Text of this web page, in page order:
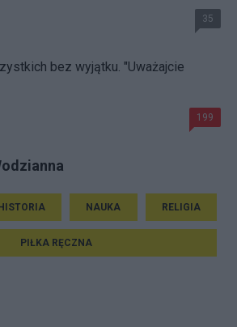
35
bez wyjątku. "Uważajcie
199
HISTORIA NAUKA RELIGIA
PIŁKA RĘCZNA